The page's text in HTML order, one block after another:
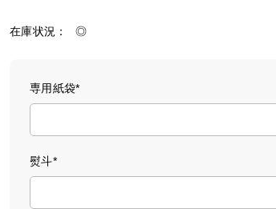
在庫状況 ◎
専用紙袋*
熨斗*